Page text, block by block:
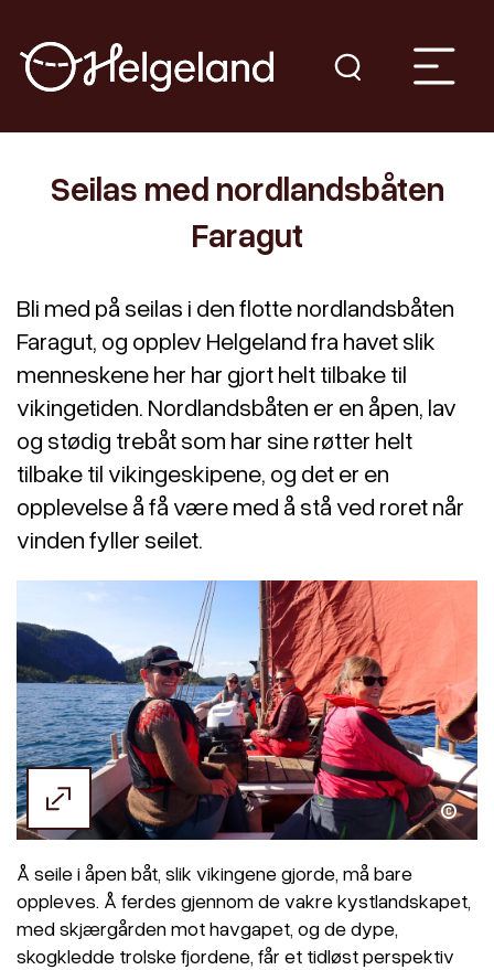
Seilas med nordlandsbåten
Faragut
Bli med på seilas i den flotte nordlandsbåten
Faragut, og opplev Helgeland fra havet slik
menneskene her har gjort helt tilbake til
vikingetiden. Nordlandsbåten er en åpen, lav
og stødig trebåt som har sine røtter helt
tilbake til vikingeskipene, og det er en
opplevelse å få være med å stå ved roret når
vinden fyller seilet.
Å seile i åpen båt, slik vikingene gjorde, må bare
oppleves. Å ferdes gjennom de vakre kystlandskapet,
med skjærgården mot havgapet, og de dype,
skogkledde trolske fjordene, får et tidløst perspektiv